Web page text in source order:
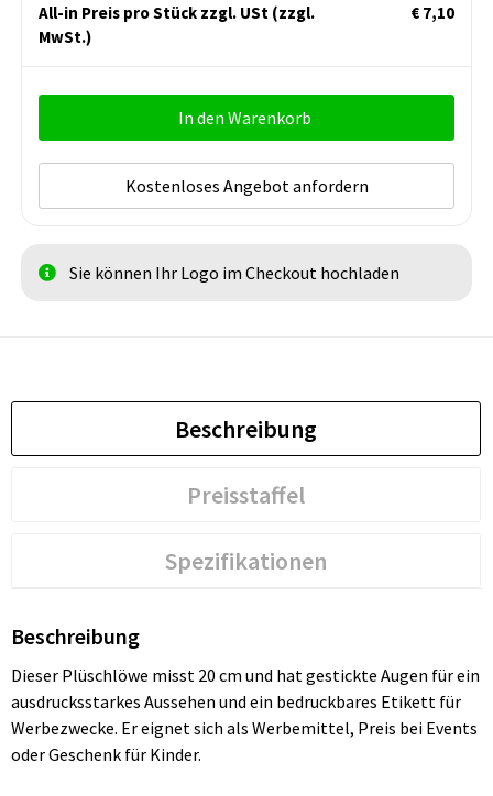
All-in Preis pro Stück zzgl. USt (zzgl.
MwSt.)
€ 7,10
In den Warenkorb
Kostenloses Angebot anfordern
Sie können Ihr Logo im Checkout hochladen
Beschreibung
Preisstaffel
Spezifikationen
Beschreibung
Dieser Plüschlöwe misst 20 cm und hat gestickte Augen für ein
ausdrucksstarkes Aussehen und ein bedruckbares Etikett für
Werbezwecke. Er eignet sich als Werbemittel, Preis bei Events
oder Geschenk für Kinder.